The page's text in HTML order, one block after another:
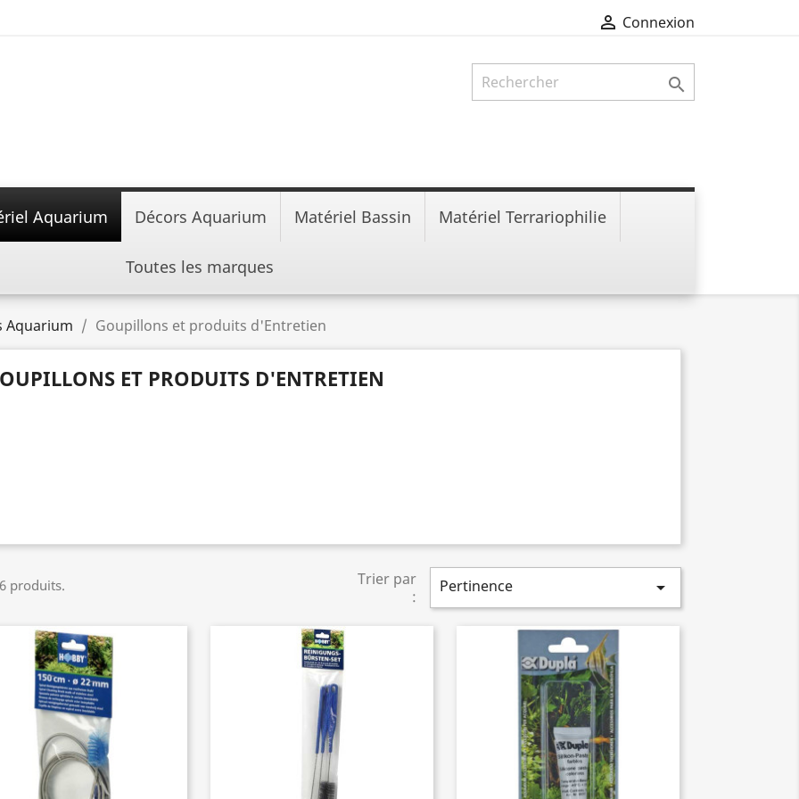
 Connexion

Aquarium Décors Aquarium Matériel Bassin Matériel Terrariophilie
Toutes les marques
Aquarium Goupillons et produits d'Entretien
ET PRODUITS D'ENTRETIEN
produits.
Trier par
:
Pertinence 